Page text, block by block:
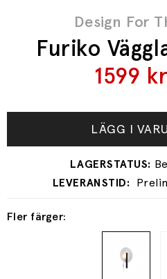
Design For
Furiko
1599 kr
Fler färger:
LÄGG I